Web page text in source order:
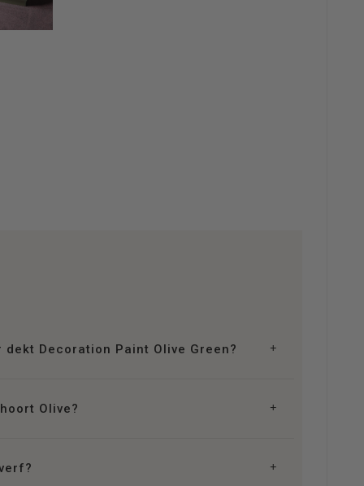
Decoration Paint Olive Green?
Olive?